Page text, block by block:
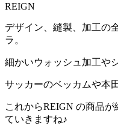
REIGN
デザイン、縫製、加工の
ラ。
細かいウォッシュ加工や
サッカーのベッカムや本
これからREIGN の商品
ていきますね♪